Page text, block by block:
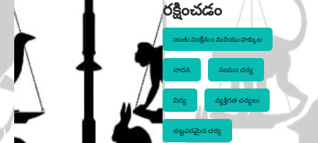
రక్షించడం
జంతు సంక్షేమం మరియు హక్కుల
వాదన సంఘం చర్య
విద్య వ్యక్తిగత చర్యలు
చట్టపరమైన చర్య